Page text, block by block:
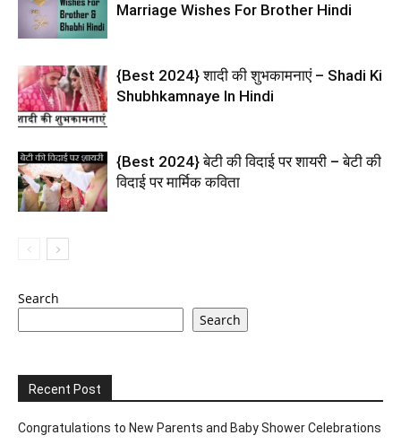
Marriage Wishes For Brother Hindi
{Best 2024} शादी की शुभकामनाएं – Shadi Ki
Shubhkamnaye In Hindi
{Best 2024} बेटी की विदाई पर शायरी – बेटी की
विदाई पर मार्मिक कविता
Search
Search
Recent Post
Congratulations to New Parents and Baby Shower Celebrations